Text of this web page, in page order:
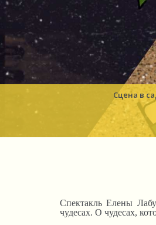
Сцена в
Спектакль Елены
чудесах. О чудесах,